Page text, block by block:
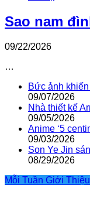
Sao nam
09/22/2026
…
Bức ảnh
09/07/2026
Nhà thiết kế
09/05/2026
Anime ‘5
09/03/2026
Son Ye Jin
08/29/2026
Mỗi Tuần Giới